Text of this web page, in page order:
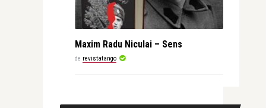
Maxim Radu Niculai – Sens
de revistatango